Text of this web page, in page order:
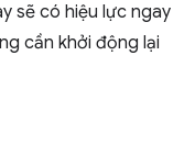
sẽ có hiệu lực ngay
cần khởi động lại